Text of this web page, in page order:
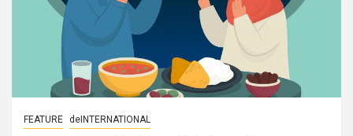
FEATURE deINTERNATIONAL